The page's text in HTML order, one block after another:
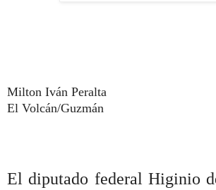
Milton Iván Peralta
El Volcán/Guzmán
El diputado federal Higinio